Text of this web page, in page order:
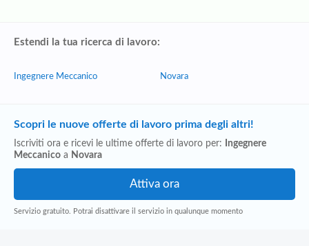
Estendi la tua ricerca di lavoro:
Ingegnere Meccanico Novara
Scopri le nuove offerte di lavoro prima degli altri!
Iscriviti ora e ricevi le ultime offerte di lavoro per:
Ingegnere
Meccanico a Novara
Servizio gratuito. Potrai disattivare il servizio in qualunque momento